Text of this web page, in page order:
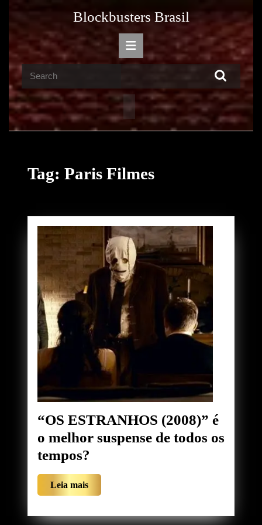
content
Blockbusters Brasil
Button
Search
for:
Tag: Paris Filmes
“OS ESTRANHOS (2008)” é
o melhor suspense de todos os
tempos?
ESTRANHOS
(2008)”
Leia maisLeia
mais